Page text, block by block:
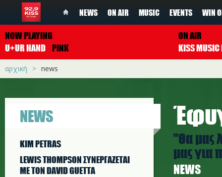
NEWS ON AIR MUSIC EVENTS WIN
NOW PLAYING
U+UR HAND PINK
ON AIR
αρχική news
NEWS
KIM PETRAS
LEWIS THOMPSON ΣΥΝΕΡΓAΖΕΤΑΙ
ΜΕ ΤΟΝ DAVID GUETTA
''Θα μας
μας για
NEWS